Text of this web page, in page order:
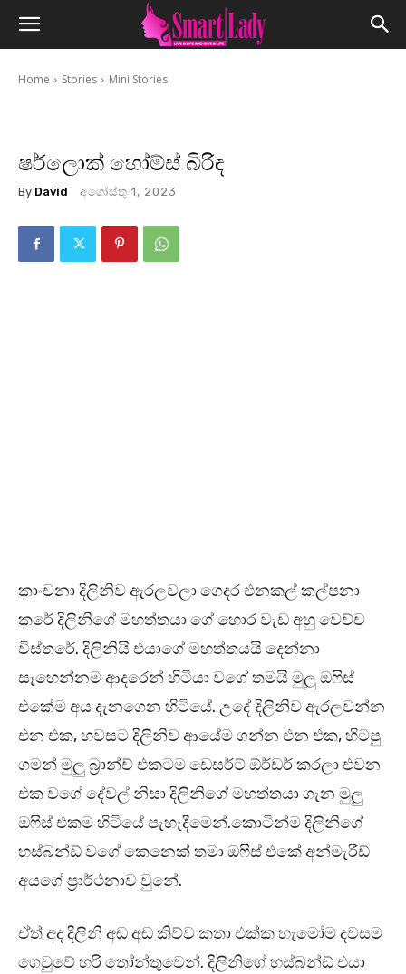
Home Stories Mini Stories
ෂර්ලොක් හෝම්ස් බිරිඳ
By David අගෝස්තු 1, 2023
කාංචනා දිලිනිව ඇරලවලා ගෙදර එනකල් කල්පනා
කරේ දිලිනිගේ මහත්තයා ගේ හොර වැඩ අහු වෙච්ච
විස්තරේ. දිලිනියි එයාගේ මහත්තයයි දෙන්නා
සෑහෙන්නම ආදරෙන් හිටියා වගේ තමයි මුලු ඔෆිස්
එකේම අය දැනගෙන හිටියේ. උදේ දිලිනිව ඇරලවන්න
එන එක, හවසට දිලිනිව ආයේම ගන්න එන එක, හිටපු
ගමන් මුලු බ්‍රාන්ච් එකටම ඩෙසර්ට් ඕර්ඩර් කරලා එවන
එක වගේ දේවල් නිසා දිලිනිගේ මහත්තයා ගැන මුලු
ඔෆිස් එකම හිටියේ පැහැදීමෙන්.කොටින්ම දිලිනිගේ
හස්බන්ඩ් වගේ කෙනෙක් තමා ඔෆිස් එකේ අන්මැරීඩ්
අයගේ ප්‍රාර්ථනාව වුනේ.
ඒත් අද දිලිනි අඬ අඬ කිව්ව කතා එක්ක හැමෝම දවසම
ගෙවුවේ හරි තෝන්තුවෙන්. දිලිනිගේ හස්බන්ඩ් එයා